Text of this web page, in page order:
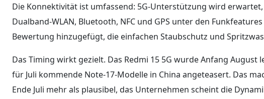
Die Konnektivität ist umfassend: 5G-Unterstützung wird
Dualband-WLAN, Bluetooth, NFC und GPS unter den
Bewertung hinzugefügt, die einfachen Staubschutz und
Das Timing wirkt gezielt. Das Redmi 15 5G wurde Anfang
für Juli kommende Note-17-Modelle in China angeteasert. Das
Ende Juli mehr als plausibel, das Unternehmen scheint die